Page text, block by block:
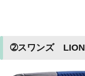
➁スワンズ LION